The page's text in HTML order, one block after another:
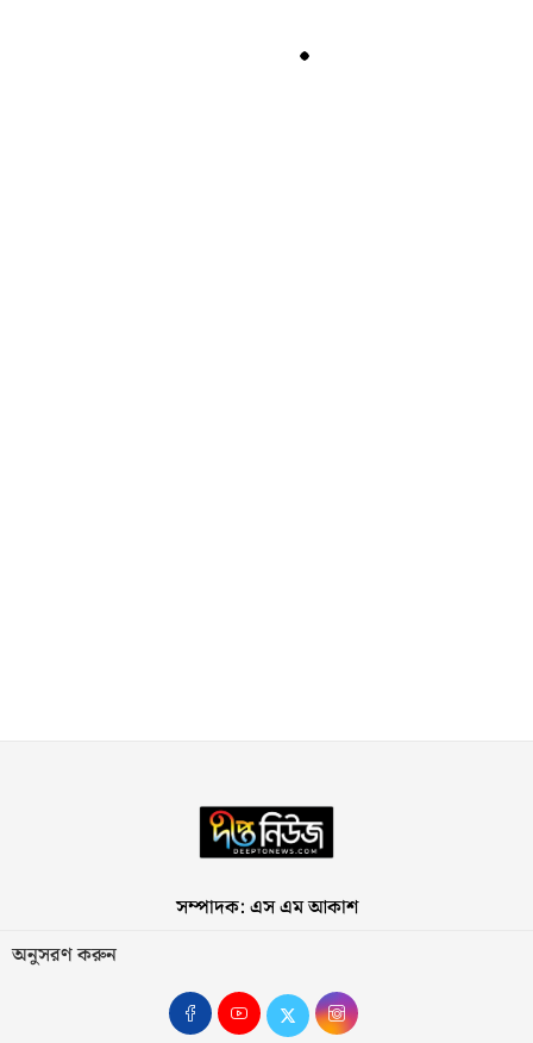
সম্পাদক: এস এম আকাশ
অনুসরণ করুন